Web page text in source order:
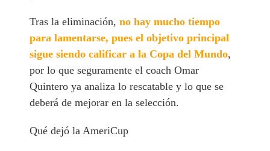
Tras la eliminación,no hay mucho tiempo
para lamentarse, pues el objetivo principal
sigue siendo calificar a la Copa del Mundo,
por lo que seguramente el coach Omar
Quintero ya analiza lo rescatable y lo que se
deberá de mejorar en la selección.
Qué dejó la AmeriCup